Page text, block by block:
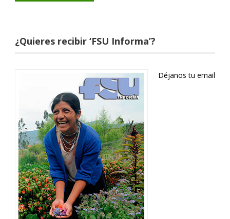
¿Quieres recibir ‘FSU Informa’?
Déjanos tu email